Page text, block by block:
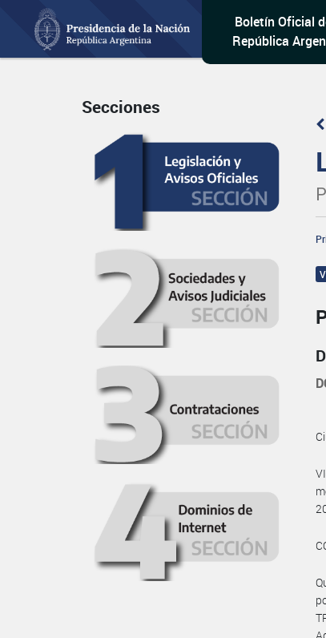
Boletín Oficial
República
Secciones